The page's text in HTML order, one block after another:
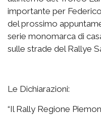
importante per
del prossimo
serie monomarca di
sulle strade del Rallye
Le Dichiarazioni:
“Il Rally Regione